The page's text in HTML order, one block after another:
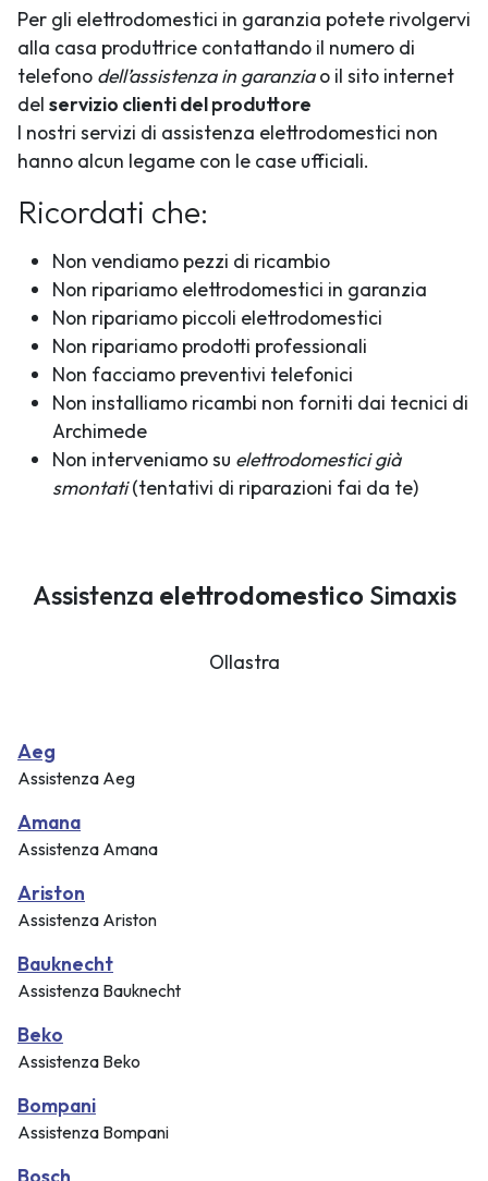
Per gli elettrodomestici in garanzia potete rivolgervi
alla casa produttrice contattando il numero di
telefono dell’assistenza in garanziao il sito internet
del servizio clienti del produttore
I nostri servizi di assistenza elettrodomestici non
hanno alcun legame con le case ufficiali.
Ricordati che:
Non vendiamo pezzi di ricambio
Non ripariamo elettrodomestici in garanzia
Non ripariamo piccoli elettrodomestici
Non ripariamo prodotti professionali
Non facciamo preventivi telefonici
Non installiamo ricambi non forniti dai tecnici di
Archimede
Non interveniamo su elettrodomestici già
smontati(tentativi di riparazioni fai da te)
Assistenza elettrodomestico Simaxis
Ollastra
Aeg
Assistenza Aeg
Amana
Assistenza Amana
Ariston
Assistenza Ariston
Bauknecht
Assistenza Bauknecht
Beko
Assistenza Beko
Bompani
Assistenza Bompani